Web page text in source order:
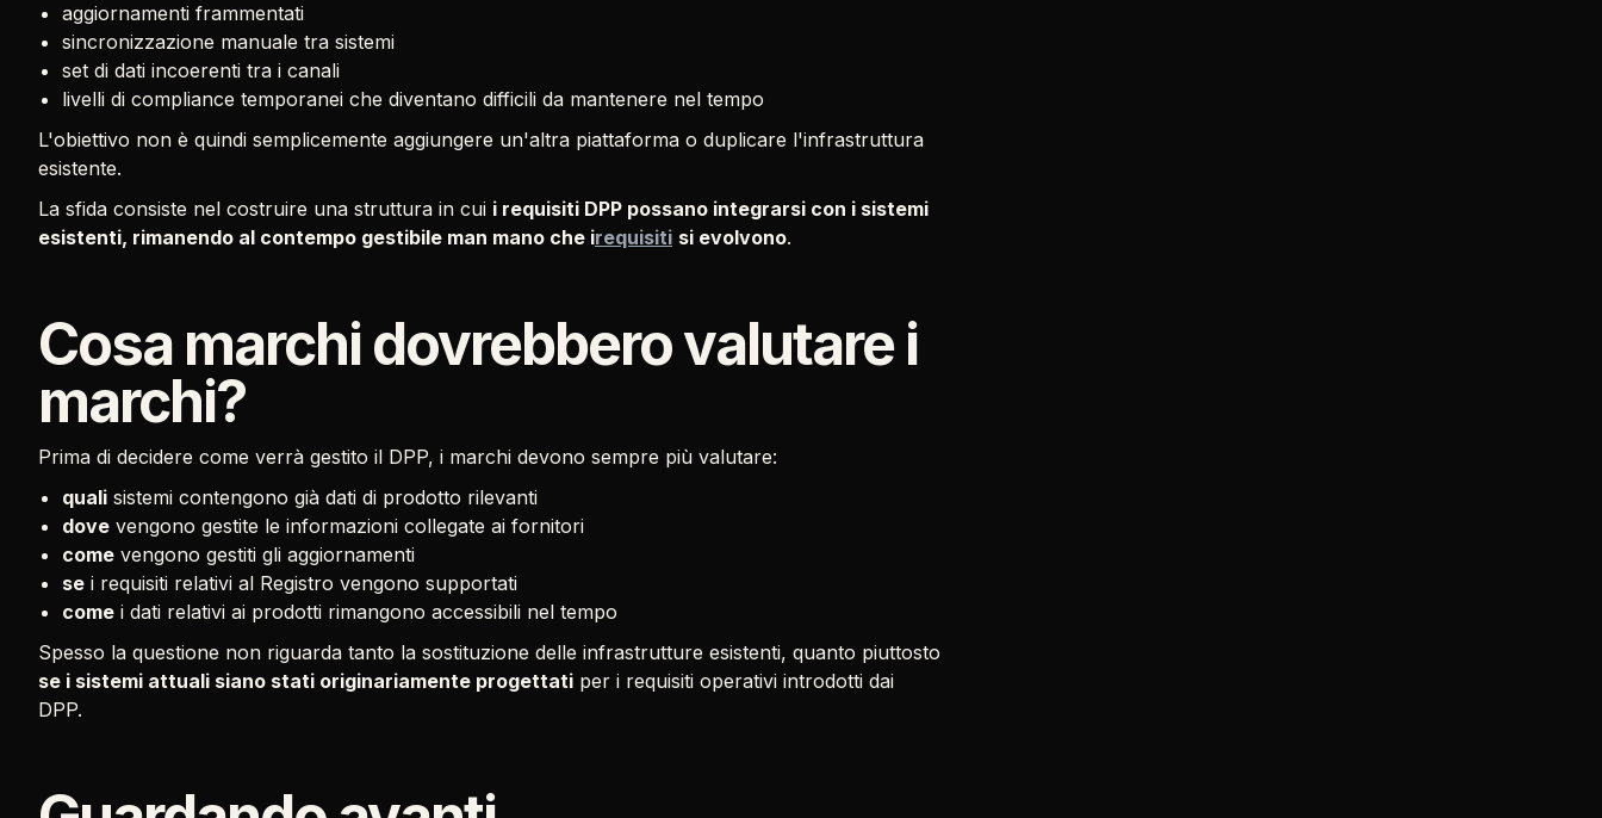
aggiornamenti frammentati
sincronizzazione manuale tra sistemi
set di dati incoerenti tra i canali
livelli di compliance temporanei che diventano difficili da mantenere nel tempo
L'obiettivo non è quindi semplicemente aggiungere un'altra piattaforma o duplicare l'infrastruttura
esistente.
La sfida consiste nel costruire una struttura in cui i requisiti DPP possano integrarsi con i sistemi
esistenti, rimanendo al contempo gestibile man mano che irequisiti si evolvono.
Cosa marchi dovrebbero valutare i
marchi?
Prima di decidere come verrà gestito il DPP, i marchi devono sempre più valutare:
quali sistemi contengono già dati di prodotto rilevanti
dove vengono gestite le informazioni collegate ai fornitori
come vengono gestiti gli aggiornamenti
se i requisiti relativi al Registro vengono supportati
come i dati relativi ai prodotti rimangono accessibili nel tempo
Spesso la questione non riguarda tanto la sostituzione delle infrastrutture esistenti, quanto piuttosto
se i sistemi attuali siano stati originariamente progettati per i requisiti operativi introdotti dai
DPP.